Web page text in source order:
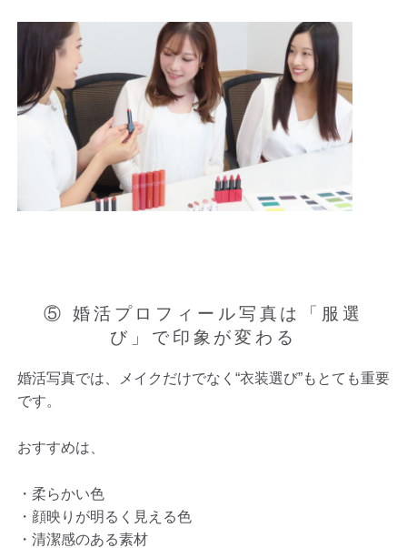
⑤ 婚活プロフィール写真は「服選
び」で印象が変わる
婚活写真では、メイクだけでなく“衣装選び”もとても重要
です。
おすすめは、
・柔らかい色
・顔映りが明るく見える色
・清潔感のある素材